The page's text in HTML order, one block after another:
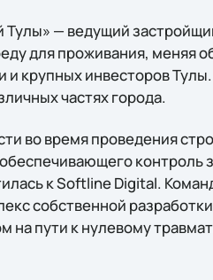
— ведущий
для проживания, меняя
крупных инвесторов
частях города.
во время проведения
контроль
к Softline Digital.
собственной
на пути к нулевому